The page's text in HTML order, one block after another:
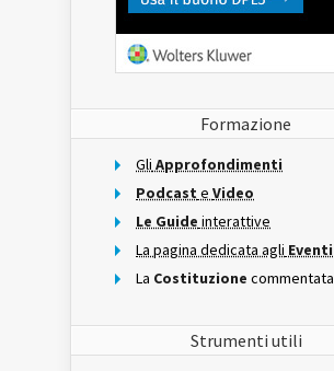
Formazione
Gli Approfondimenti
Podcast e Video
Le Guide interattive
La pagina dedicata agli Eventi
La Costituzione commentata
Strumenti utili